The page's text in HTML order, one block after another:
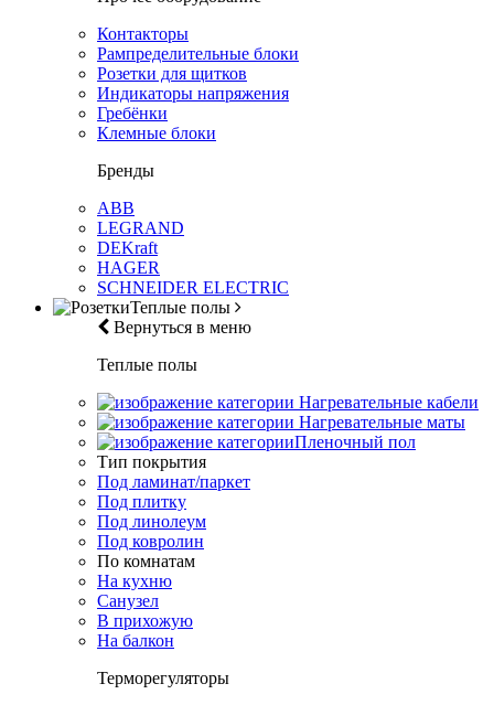
Контакторы
Рампределительные блоки
Розетки для щитков
Индикаторы напряжения
Гребёнки
Клемные блоки
Бренды
ABB
LEGRAND
DEKraft
HAGER
SCHNEIDER ELECTRIC
Теплые полы
Вернуться в меню
Теплые полы
Нагревательные кабели
Нагревательные маты
Пленочный пол
Тип покрытия
Под ламинат/паркет
Под плитку
Под линолеум
Под ковролин
По комнатам
На кухню
Санузел
В прихожую
На балкон
Терморегуляторы